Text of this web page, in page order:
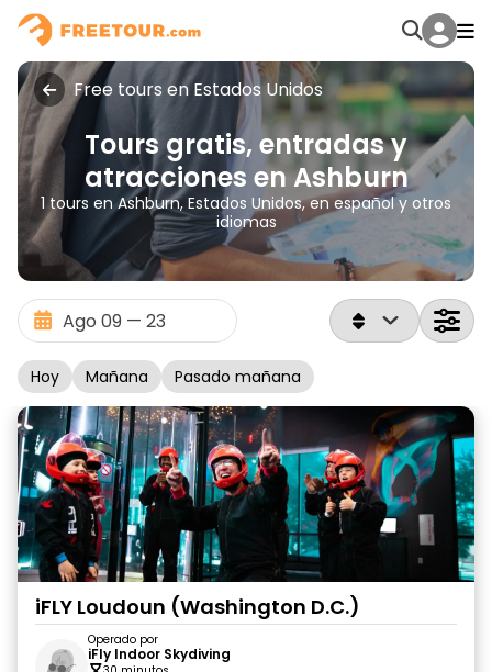
Free tours en Estados Unidos
Tours gratis, entradas y
atracciones en Ashburn
1 tours en Ashburn, Estados Unidos, en español y otros
idiomas
Hoy Mañana Pasado mañana
iFLY Loudoun (Washington D.C.)
Operado por
iFly Indoor Skydiving